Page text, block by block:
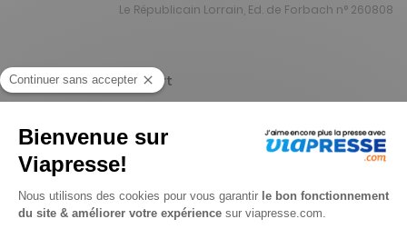
Le Républicain Lorrain, Ed. de Forbach n° 260808
Je choisis un support
Papier
Je choisis une durée